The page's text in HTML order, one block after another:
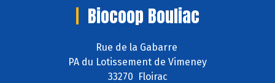
Biocoop Bouliac
Rue de la Gabarre
PA du Lotissement de Vimeney
33270 Floirac